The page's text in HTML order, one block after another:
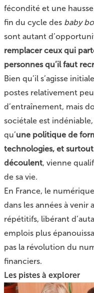
fécondité et une
fin du cycle des baby
sont autant
remplacer ceux qui
personnes qu’il faut
Bien qu’il s’agisse
postes relativement
d’entraînement, mais
sociétale est
qu’une politique de
technologies, et
découlent, vienne
de sa vie.
En France, le
dans les années à venir
répétitifs, libérant
emplois plus
pas la révolution du
financiers.
Les pistes à explorer